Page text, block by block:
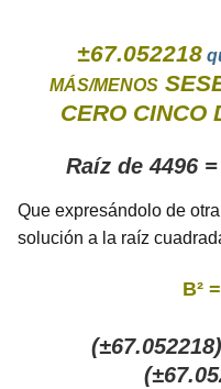
±67.052218
MÁS/MENOS
CERO CINCO
Raíz de 4496
Que expresándolo de
solución a la raíz
B²